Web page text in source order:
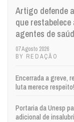
Artigo defende
que
agentes de
07 Agosto 2026
BY REDAÇÃO
Encerrada a greve,
luta merece respeito!
Portaria da Unesp
adicional de